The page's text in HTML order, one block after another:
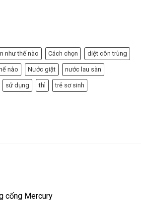
như thế nào Cách chọn diệt côn trùng
nào Nước giặt nước lau sàn
sử dụng thì trẻ sơ sinh
cống Mercury